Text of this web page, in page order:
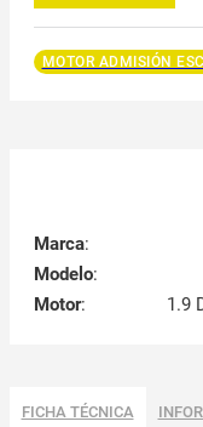
MOTOR ADMISIÓN
Marca:
Modelo:
Motor: 1.9
FICHA TÉCNICA